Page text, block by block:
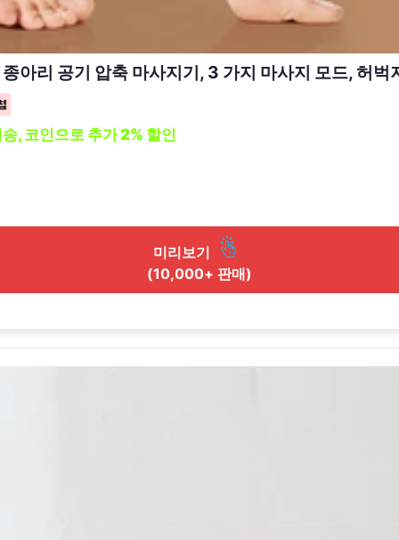
아리 공기 압축 마사지기, 3 가지 마사지 모드, 허
, 코인으로 추가 2% 할인
미리보기
(10,000+ 판매)